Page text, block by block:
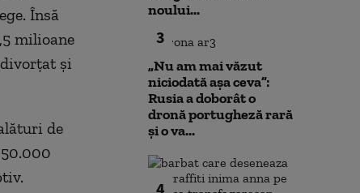
Însă
milioane
şi
de
noului...
3
„Nu am mai văzut
niciodată așa ceva”:
Rusia a doborât o
dronă portugheză rară
și o va...
4